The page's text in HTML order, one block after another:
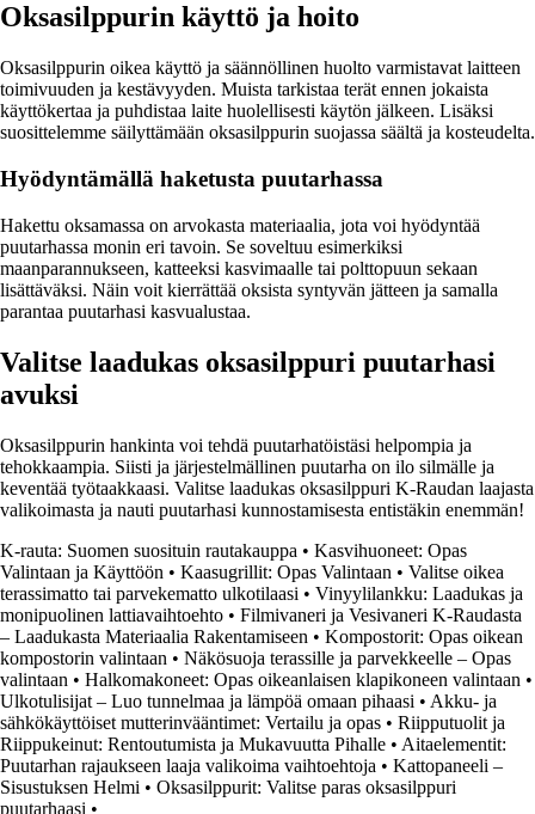
Oksasilppurin käyttö ja hoito
Oksasilppurin oikea käyttö ja säännöllinen huolto varmistavat laitteen
toimivuuden ja kestävyyden. Muista tarkistaa terät ennen jokaista
käyttökertaa ja puhdistaa laite huolellisesti käytön jälkeen. Lisäksi
suosittelemme säilyttämään oksasilppurin suojassa säältä ja kosteudelta.
Hyödyntämällä haketusta puutarhassa
Hakettu oksamassa on arvokasta materiaalia, jota voi hyödyntää
puutarhassa monin eri tavoin. Se soveltuu esimerkiksi
maanparannukseen, katteeksi kasvimaalle tai polttopuun sekaan
lisättäväksi. Näin voit kierrättää oksista syntyvän jätteen ja samalla
parantaa puutarhasi kasvualustaa.
Valitse laadukas oksasilppuri puutarhasi
avuksi
Oksasilppurin hankinta voi tehdä puutarhatöistäsi helpompia ja
tehokkaampia. Siisti ja järjestelmällinen puutarha on ilo silmälle ja
keventää työtaakkaasi. Valitse laadukas oksasilppuri K-Raudan laajasta
valikoimasta ja nauti puutarhasi kunnostamisesta entistäkin enemmän!
K-rauta: Suomen suosituin rautakauppa • Kasvihuoneet: Opas
Valintaan ja Käyttöön • Kaasugrillit: Opas Valintaan • Valitse oikea
terassimatto tai parvekematto ulkotilaasi • Vinyylilankku: Laadukas ja
monipuolinen lattiavaihtoehto • Filmivaneri ja Vesivaneri K-Raudasta
– Laadukasta Materiaalia Rakentamiseen • Kompostorit: Opas oikean
kompostorin valintaan • Näkösuoja terassille ja parvekkeelle – Opas
valintaan • Halkomakoneet: Opas oikeanlaisen klapikoneen valintaan •
Ulkotulisijat – Luo tunnelmaa ja lämpöä omaan pihaasi • Akku- ja
sähkökäyttöiset mutterinvääntimet: Vertailu ja opas • Riipputuolit ja
Riippukeinut: Rentoutumista ja Mukavuutta Pihalle • Aitaelementit:
Puutarhan rajaukseen laaja valikoima vaihtoehtoja • Kattopaneeli –
Sisustuksen Helmi • Oksasilppurit: Valitse paras oksasilppuri
puutarhaasi •